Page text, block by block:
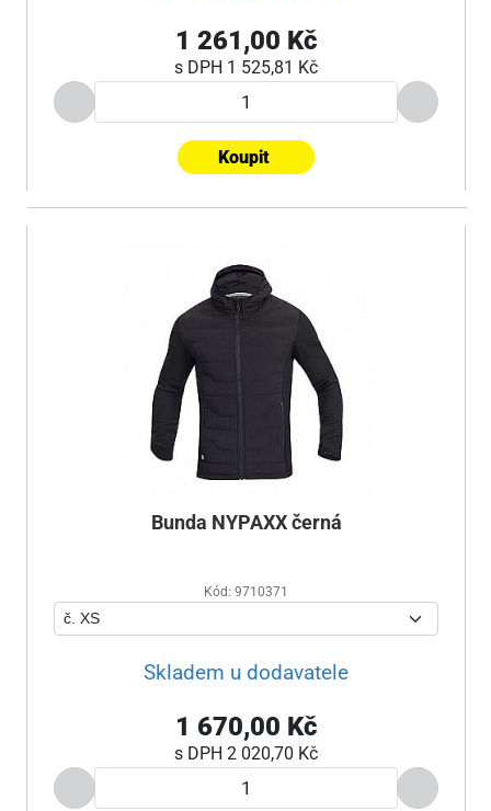
1 261,00 Kč
s DPH 1 525,81 Kč
Koupit
Bunda NYPAXX černá
Kód: 9710371
Skladem u dodavatele
1 670,00 Kč
s DPH 2 020,70 Kč